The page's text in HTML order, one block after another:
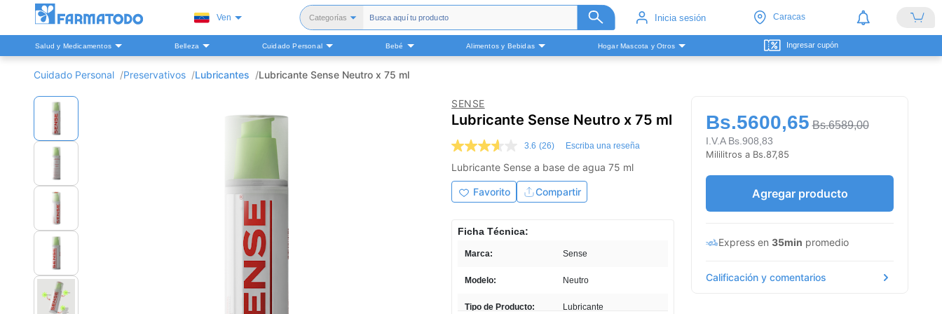
Ven Categorías
Todas
Belleza
Inicia sesión Caracas
Salud y Medicamentos Belleza Cuidado Personal Bebé Alimentos y Bebidas Hogar Mascota y Otros Ingresar cupón
Cuidado Personal Preservativos Lubricantes Lubricante Sense Neutro x 75 ml
SENSE
Lubricante Sense Neutro x 75 ml
3.6
de
5
estrellas,
valor
medio
valoración.
26
Enlace
misma
3.6 (26) Escriba una reseña
Lubricante Sense a base de agua 75 ml
Favorito Compartir
Ficha Técnica:
Marca: Sense
Modelo: Neutro
Tipo de Producto: Lubricante
Bs.5600,65 Bs.6589,00
I.V.A Bs.908,83
Mililitros a Bs.87,85
Agregar producto
Express en 35min promedio
Calificación y comentarios